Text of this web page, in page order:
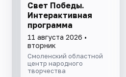
Свет Победы.
Интерактивная
программа
11 августа 2026 •
вторник
Смоленский областной
центр народного
творчества